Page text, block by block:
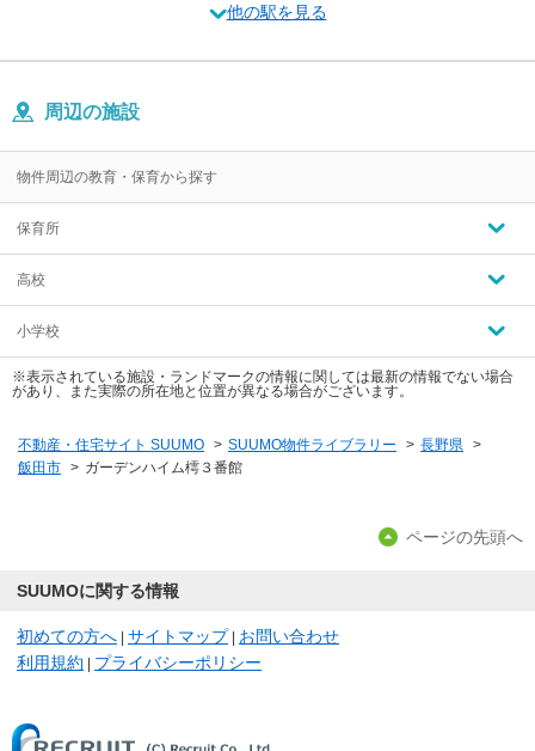
他の駅を見る
周辺の施設
物件周辺の教育・保育から探す
保育所
高校
小学校
※表示されている施設・ランドマークの情報に関しては最新の情報でない場合
があり、また実際の所在地と位置が異なる場合がございます。
不動産・住宅サイト SUUMO > SUUMO物件ライブラリー > 長野県 >
飯田市 > ガーデンハイム樗３番館
ページの先頭へ
SUUMOに関する情報
初めての方へ サイトマップ
お問い合わせ
利用規約
プライバシーポリシー